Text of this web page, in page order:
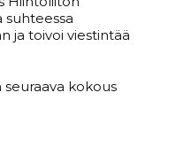
suhteessa
ja toivoi viestintää
kokous